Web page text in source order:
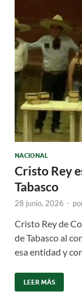
NACIONAL
Cristo Rey
Tabasco
28 junio, 2026 -
Cristo Rey de
de Tabasco al
esa entidad y
LEER MÁS